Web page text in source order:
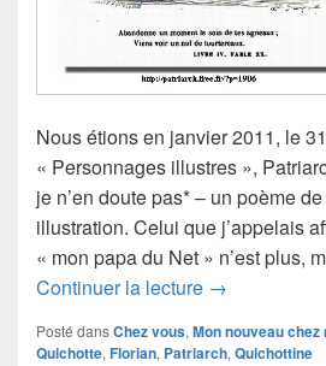
Nous étions en janvier 2011, le
« Personnages illustres »,
je n’en doute pas* – un poème
illustration. Celui que j’appelais
« mon papa du Net » n’est plus,
Continuer la lecture Le Don
→
Posté dansChez vous, Mon nouveau chez
Quichotte, Florian, Patriarch, Quichottine